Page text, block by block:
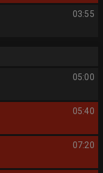
03:55
05:00
05:40
07:20